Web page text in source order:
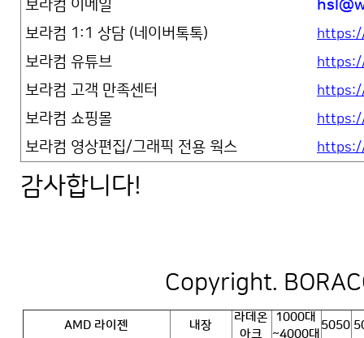
보라컴 이메일
보라컴 1:1 상담 (네이버톡톡)
보라컴 유튜브
보라컴 고객 만족센터
보라컴 쇼핑몰
보라컴 영상편집/그래픽 전용 웍스
감사합니다!
Copyright.
AMD 라이젠 내장
라데온
아크
1000대
~4000대
5050